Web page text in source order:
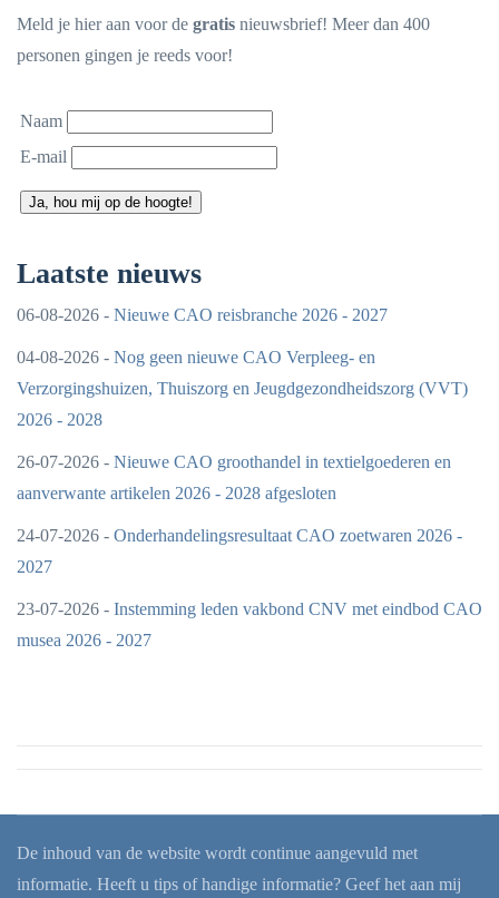
Meld je hier aan voor de gratis nieuwsbrief! Meer dan 400
personen gingen je reeds voor!
Naam
E-mail
Ja, hou mij op de hoogte!
Laatste nieuws
06-08-2026 - Nieuwe CAO reisbranche 2026 - 2027
04-08-2026 - Nog geen nieuwe CAO Verpleeg- en
Verzorgingshuizen, Thuiszorg en Jeugdgezondheidszorg (VVT)
2026 - 2028
26-07-2026 - Nieuwe CAO groothandel in textielgoederen en
aanverwante artikelen 2026 - 2028 afgesloten
24-07-2026 - Onderhandelingsresultaat CAO zoetwaren 2026 -
2027
23-07-2026 - Instemming leden vakbond CNV met eindbod CAO
musea 2026 - 2027
De inhoud van de website wordt continue aangevuld met
informatie. Heeft u tips of handige informatie? Geef het aan mij